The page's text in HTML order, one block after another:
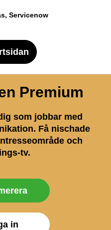
Servicenow
Premium
som jobbar med
Få nischade
och
tv.
in